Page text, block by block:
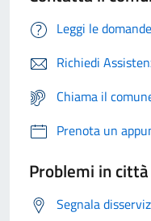
Leggi le
Richiedi
Chiama il
Prenota un
Problemi in città
Segnala